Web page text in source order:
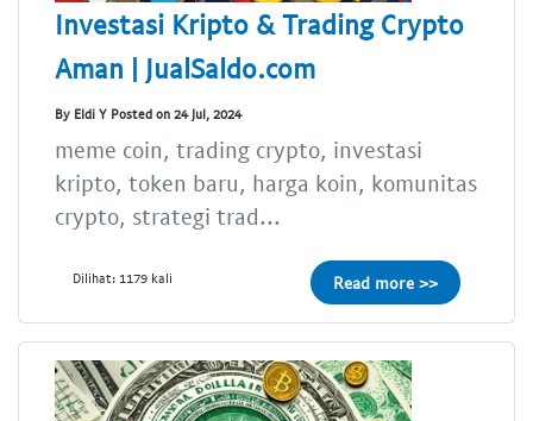
Investasi Kripto & Trading Crypto
Aman | JualSaldo.com
By Eldi Y Posted on 24 Jul, 2024
meme coin, trading crypto, investasi
kripto, token baru, harga koin, komunitas
crypto, strategi trad...
Dilihat: 1179 kali Read more >>